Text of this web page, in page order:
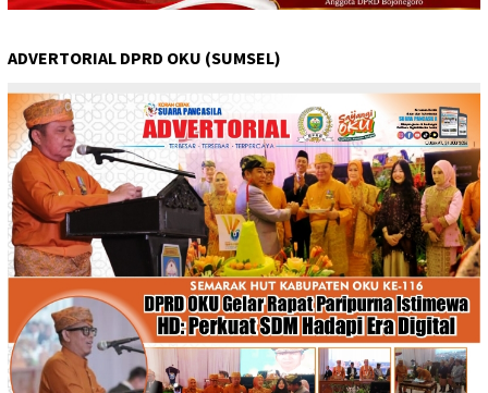
ADVERTORIAL DPRD OKU (SUMSEL)